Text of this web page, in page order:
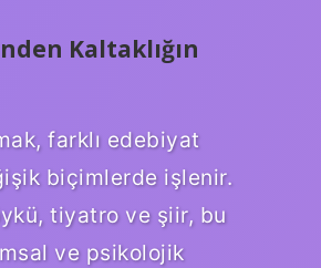
Kaltaklığın
farklı edebiyat
biçimlerde işlenir.
tiyatro ve şiir, bu
ve psikolojik